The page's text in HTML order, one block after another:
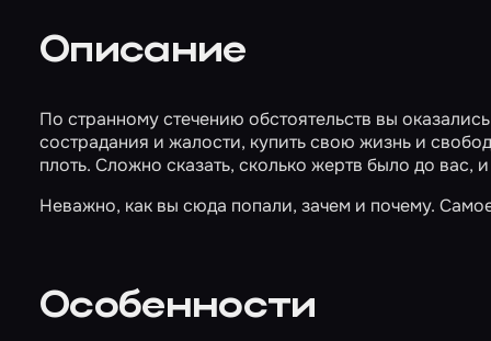
Описание
По странному стечению обстоятельств вы
сострадания и жалости, купить свою жизнь и
плоть. Сложно сказать, сколько жертв было до вас,
Неважно, как вы сюда попали, зачем и почему.
Особенности